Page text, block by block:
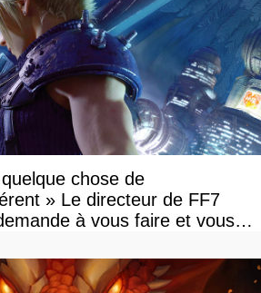
chose de
» Le directeur de FF7
à vous faire et vous